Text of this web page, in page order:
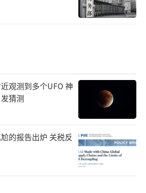
观测到多个UFO 神
猜测
的报告出炉 关税反